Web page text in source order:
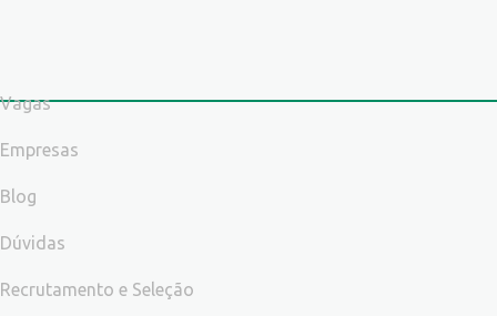
Vagas
Empresas
Blog
Dúvidas
Recrutamento e Seleção